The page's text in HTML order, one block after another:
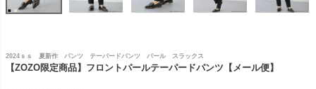
2024ｓｓ 夏新作 パンツ テーパードパンツ パール スラックス
【ZOZO限定商品】フロントパールテーパードパンツ【メール便】